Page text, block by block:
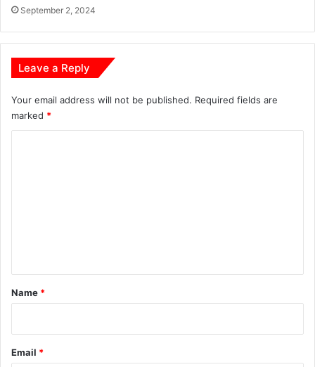
September 2, 2024
Leave a Reply
Your email address will not be published. Required fields are
marked *
*
Name *
Email *